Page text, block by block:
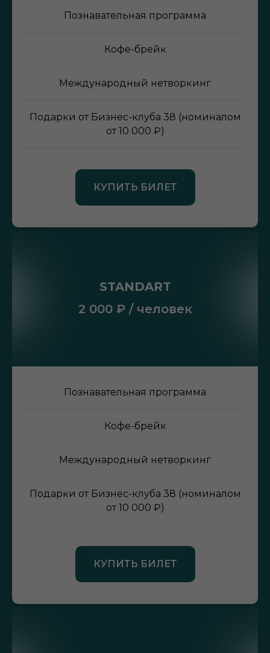
Познавательная программа
Кофе-брейк
Международный нетворкинг
Подарки от Бизнес-клуба 38 (номиналом
от 10 000 ₽)
КУПИТЬ БИЛЕТ
STANDART
2 000 ₽ / человек
Познавательная программа
Кофе-брейк
Международный нетворкинг
Подарки от Бизнес-клуба 38 (номиналом
от 10 000 ₽)
КУПИТЬ БИЛЕТ